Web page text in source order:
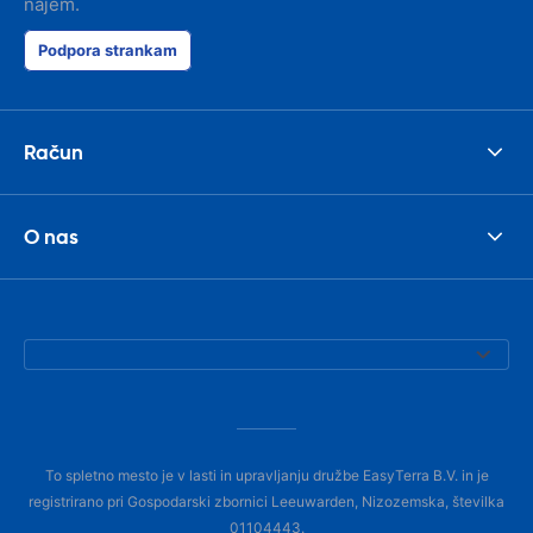
Podpora strankam
Račun
O nas
To spletno mesto je v lasti in upravljanju družbe EasyTerra B.V. in je
registrirano pri Gospodarski zbornici Leeuwarden, Nizozemska, številka
01104443.